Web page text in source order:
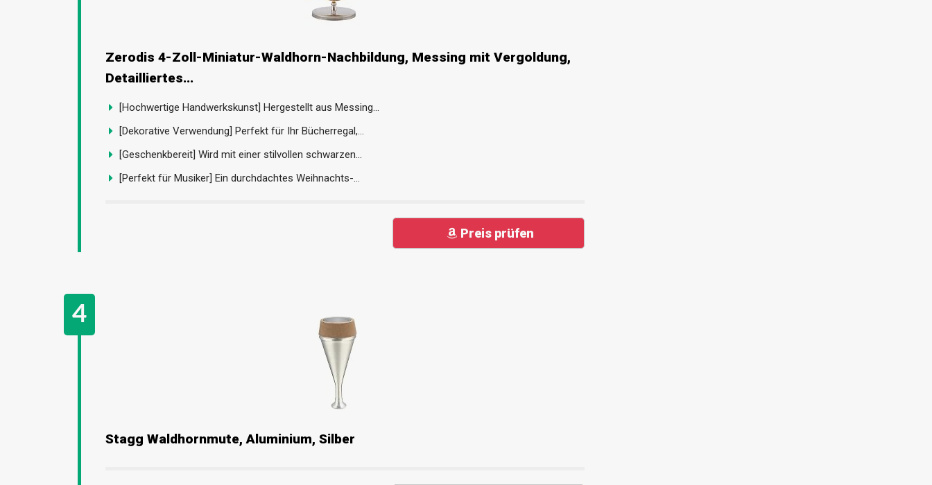
Zerodis 4-Zoll-Miniatur-Waldhorn-Nachbildung, Messing mit Vergoldung,
Detailliertes...
[Hochwertige Handwerkskunst] Hergestellt aus Messing...
[Dekorative Verwendung] Perfekt für Ihr Bücherregal,...
[Geschenkbereit] Wird mit einer stilvollen schwarzen...
[Perfekt für Musiker] Ein durchdachtes Weihnachts-...
Preis prüfen
Stagg Waldhornmute, Aluminium, Silber